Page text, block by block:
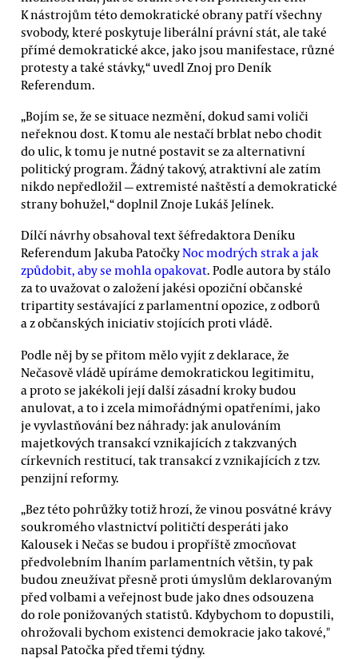
K nástrojům této demokratické obrany patří všechny
svobody, které poskytuje liberální právní stát, ale také
přímé demokratické akce, jako jsou manifestace, různé
protesty a také stávky,“ uvedl Znoj pro Deník
Referendum.
„Bojím se, že se situace nezmění, dokud sami voliči
neřeknou dost. K tomu ale nestačí brblat nebo chodit
do ulic, k tomu je nutné postavit se za alternativní
politický program. Žádný takový, atraktivní ale zatím
nikdo nepředložil — extremisté naštěstí a demokratické
strany bohužel,“ doplnil Znoje Lukáš Jelínek.
Dílčí návrhy obsahoval text šéfredaktora Deníku
Referendum Jakuba PatočkyNoc modrých strak a jak
způdobit, aby se mohla opakovat. Podle autora by stálo
za to uvažovat o založení jakési opoziční občanské
tripartity sestávající z parlamentní opozice, z odborů
a z občanských iniciativ stojících proti vládě.
Podle něj by se přitom mělo vyjít z deklarace, že
Nečasově vládě upíráme demokratickou legitimitu,
a proto se jakékoli její další zásadní kroky budou
anulovat, a to i zcela mimořádnými opatřeními, jako
je vyvlastňování bez náhrady: jak anulováním
majetkových transakcí vznikajících z takzvaných
církevních restitucí, tak transakcí z vznikajících z tzv.
penzijní reformy.
„Bez této pohrůžky totiž hrozí, že vinou posvátné krávy
soukromého vlastnictví političtí desperáti jako
Kalousek i Nečas se budou i propříště zmocňovat
předvolebním lhaním parlamentních většin, ty pak
budou zneužívat přesně proti úmyslům deklarovaným
před volbami a veřejnost bude jako dnes odsouzena
do role ponižovaných statistů. Kdybychom to dopustili,
ohrožovali bychom existenci demokracie jako takové,"
napsal Patočka před třemi týdny.